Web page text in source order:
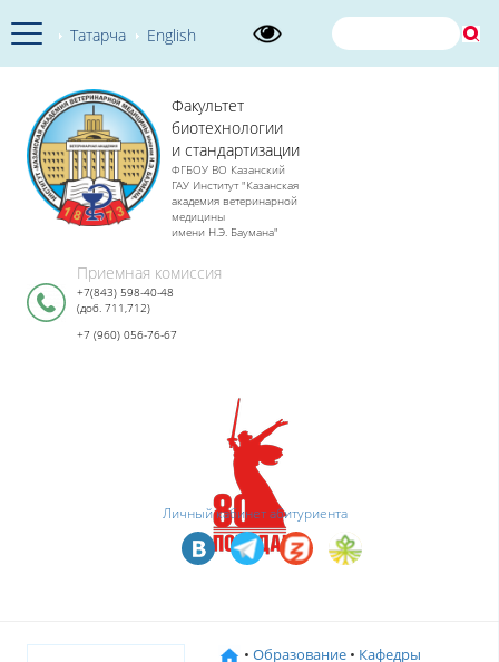
Татарча English
Факультет
биотехнологии
и стандартизации
ФГБОУ ВО Казанский
ГАУ Институт "Казанская
академия ветеринарной
медицины
имени Н.Э. Баумана"
Приемная комиссия
+7(843) 598-40-48
(доб. 711,712)
+7 (960) 056-76-67
Личный кабинет абитуриента
• Образование • Кафедры